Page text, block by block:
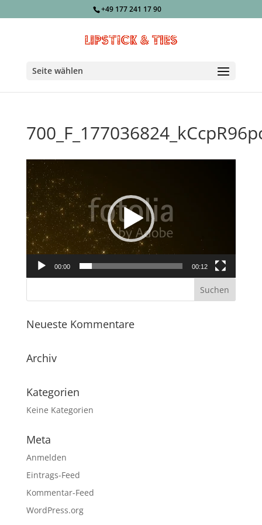
+49 177 241 17 90
Seite wählen
Video-
Player
00:00 00:12
Neueste Kommentare
Archiv
Kategorien
Keine Kategorien
Meta
Anmelden
Eintrags-Feed
Kommentar-Feed
WordPress.org